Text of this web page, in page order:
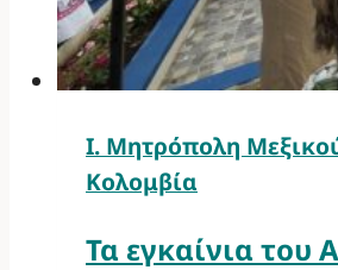
Ι. Μητρόπολη
Κολομβία
Τα εγκαίνια του